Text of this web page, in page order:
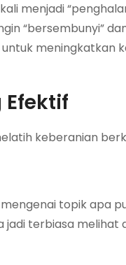
menjadi
“bersembunyi”
meningkatkan
keberanian
topik apa
jadi terbiasa melihat